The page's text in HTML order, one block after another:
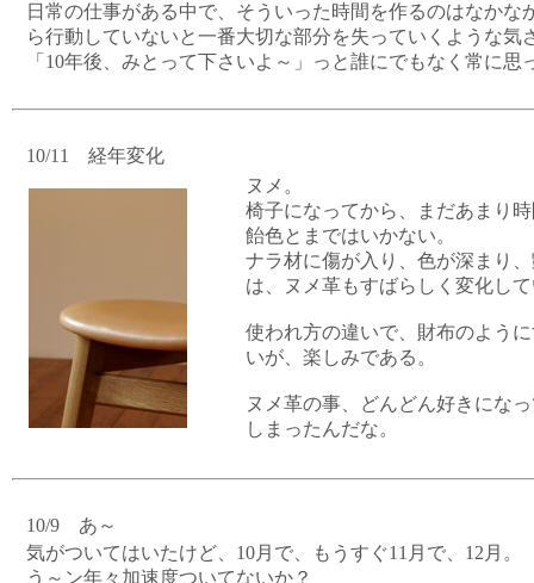
日常の仕事がある中で、そういった時間を作るのはなかな
ら行動していないと一番大切な部分を失っていくような気
「10年後、みとって下さいよ～」っと誰にでもなく常に思
10/11 経年変化
ヌメ。
椅子になってから、まだあまり
飴色とまではいかない。
ナラ材に傷が入り、色が深まり
は、ヌメ革もすばらしく変化し
使われ方の違いで、財布のよう
いが、楽しみである。
ヌメ革の事、どんどん好きにな
しまったんだな。
10/9 あ～
気がついてはいたけど、10月で、もうすぐ11月で、12月。
う～ン年々加速度ついてないか？